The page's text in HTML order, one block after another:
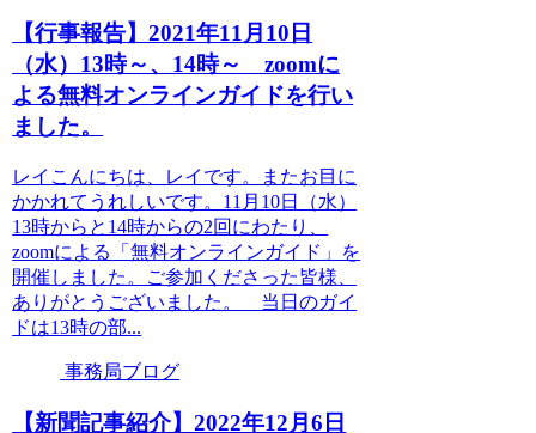
【行事報告】2021年11月10日
（水）13時～、14時～ zoomに
よる無料オンラインガイドを行い
ました。
レイこんにちは、レイです。またお目に
かかれてうれしいです。11月10日（水）
13時からと14時からの2回にわたり、
zoomによる「無料オンラインガイド」を
開催しました。ご参加くださった皆様、
ありがとうございました。 当日のガイ
ドは13時の部...
事務局ブログ
【新聞記事紹介】2022年12月6日